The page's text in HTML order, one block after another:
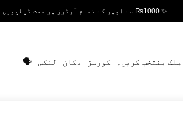
✨ ₨1000 سے اوپر کے تمام آرڈرز پر مفت ڈیلیوری کا لطف اٹھائیں! 🎉
ملک منتخب کریں۔ کورسز دکان لنکس 🗣️